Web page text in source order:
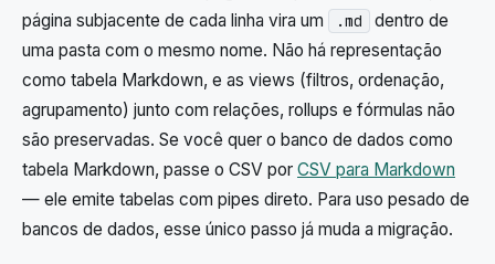
página subjacente de cada linha vira um
.md
dentro de
uma pasta com o mesmo nome. Não há representação
como tabela Markdown, e as views (filtros, ordenação,
agrupamento) junto com relações, rollups e fórmulas não
são preservadas. Se você quer o banco de dados como
tabela Markdown, passe o CSV por CSV para Markdown
— ele emite tabelas com pipes direto. Para uso pesado de
bancos de dados, esse único passo já muda a migração.